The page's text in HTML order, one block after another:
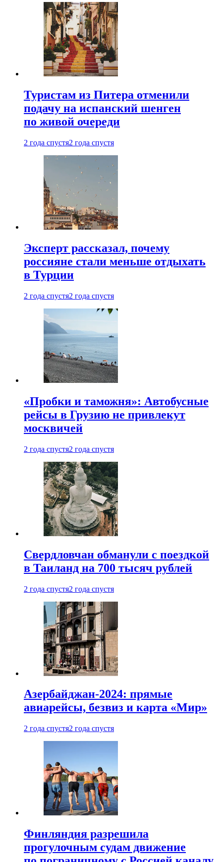
Туристам из Питера отменили
подачу на испанский шенген
по живой очереди
2 года спустя2 года спустя
Эксперт рассказал, почему
россияне стали меньше отдыхать
в Турции
2 года спустя2 года спустя
«Пробки и таможня»: Автобусные
рейсы в Грузию не привлекут
москвичей
2 года спустя2 года спустя
Свердловчан обманули с поездкой
в Таиланд на 700 тысяч рублей
2 года спустя2 года спустя
Азербайджан-2024: прямые
авиарейсы, безвиз и карта «Мир»
2 года спустя2 года спустя
Финляндия разрешила
прогулочным судам движение